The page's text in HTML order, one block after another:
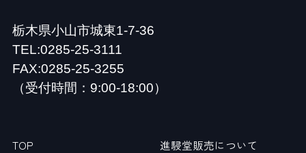
栃木県小山市城東1-7-36
TEL:0285-25-3111
FAX:0285-25-3255
（受付時間：9:00-18:00）
TOP
進駸堂販売について